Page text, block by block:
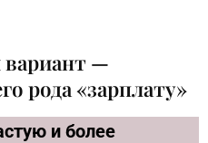
вариант —
рода «зарплату»
и более